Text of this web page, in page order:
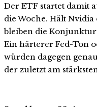
Der ETF startet damit
die Woche. Hält
bleiben die
Ein härterer Fed-Ton
würden dagegen
der zuletzt am